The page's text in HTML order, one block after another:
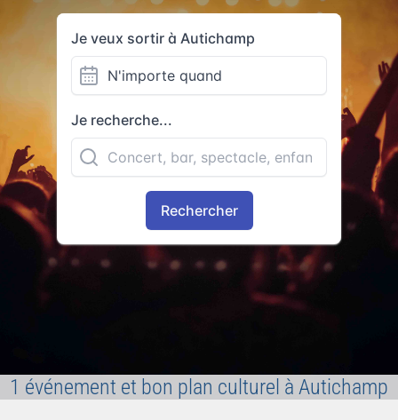
Je veux sortir à Autichamp
Je recherche...
Rechercher
1 événement et bon plan culturel à Autichamp